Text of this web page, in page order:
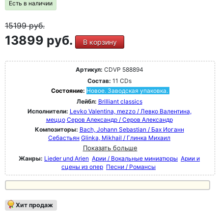
Есть в наличии
15199руб.
13899 руб. В корзину
Артикул: CDVP 588894
Состав: 11 CDs
Состояние: Новое. Заводская упаковка.
Лейбл: Brilliant classics
Исполнители: Levko Valentina, mezzo / Левко Валентина,
меццо Серов Александр / Серов Александр
Композиторы: Bach, Johann Sebastian / Бах Иоганн
Себастьян Glinka, Mikhail / Глинка Михаил
Показать больше
Жанры: Lieder und Arien Арии / Вокальные миниатюры Арии и
сцены из опер Песни / Романсы
Хит продаж